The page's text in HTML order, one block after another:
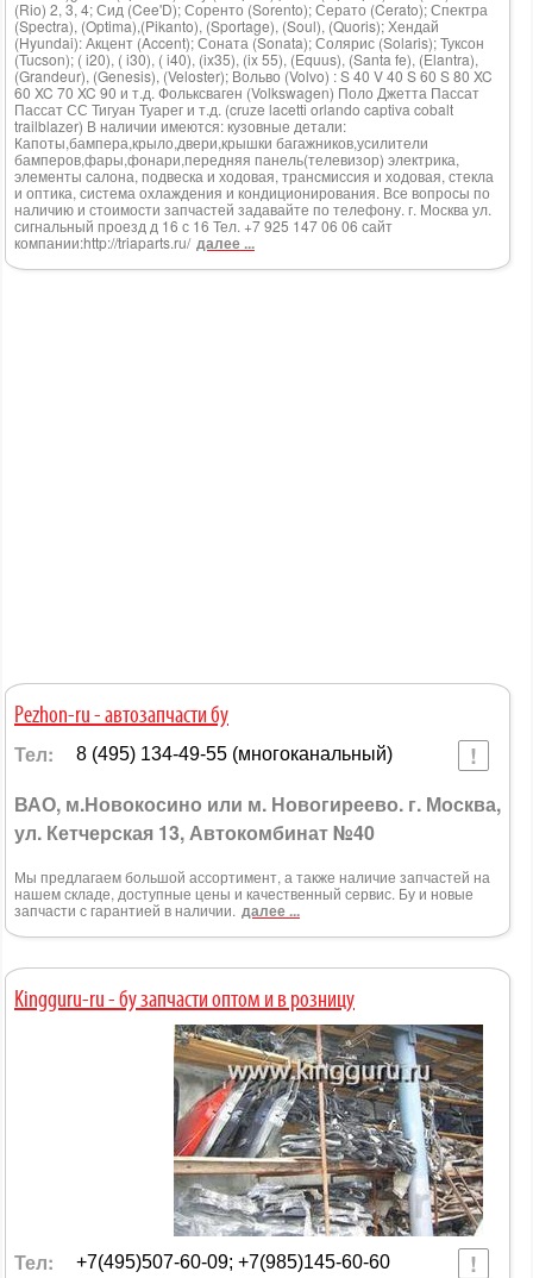
(Rio) 2, 3, 4; Сид (Cee'D); Соренто (Sorento); Серато (Cerato); Спектра
(Spectra), (Optima),(Pikanto), (Sportage), (Soul), (Quoris); Хендай
(Hyundai): Акцент (Accent); Соната (Sonata); Солярис (Solaris); Туксон
(Tucson); ( i20), ( i30), ( i40), (ix35), (ix 55), (Equus), (Santa fe), (Elantra),
(Grandeur), (Genesis), (Veloster); Вольво (Volvo) : S 40 V 40 S 60 S 80 XC
60 XC 70 XC 90 и т.д. Фольксваген (Volkswagen) Поло Джетта Пассат
Пассат СС Тигуан Туарег и т.д. (cruze lacetti orlando captiva cobalt
trailblazer) В наличии имеются: кузовные детали:
Капоты,бампера,крыло,двери,крышки багажников,усилители
бамперов,фары,фонари,передняя панель(телевизор) электрика,
элементы салона, подвеска и ходовая, трансмиссия и ходовая, стекла
и оптика, система охлаждения и кондиционирования. Все вопросы по
наличию и стоимости запчастей задавайте по телефону. г. Москва ул.
сигнальный проезд д 16 с 16 Тел. +7 925 147 06 06 сайт
компании:http://triaparts.ru/ далее ...
Pezhon-ru - автозапчасти бу
Тел: 8 (495) 134-49-55 (многоканальный)
ВАО, м.Новокосино или м. Новогиреево. г. Москва,
ул. Кетчерская 13, Автокомбинат №40
Мы предлагаем большой ассортимент, а также наличие запчастей на
нашем складе, доступные цены и качественный сервис. Бу и новые
запчасти с гарантией в наличии. далее ...
Kingguru-ru - бу запчасти оптом и в розницу
Тел: +7(495)507-60-09; +7(985)145-60-60